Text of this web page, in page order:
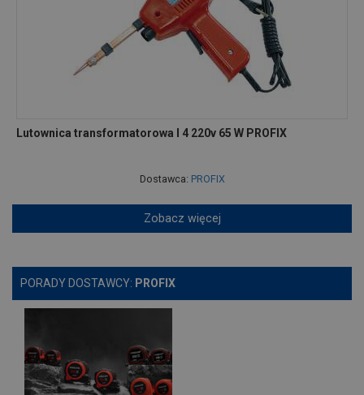
Lutownica transformatorowa l 4 220v 65 W PROFIX
Dostawca: PROFIX
Zobacz więcej
PORADY DOSTAWCY: PROFIX